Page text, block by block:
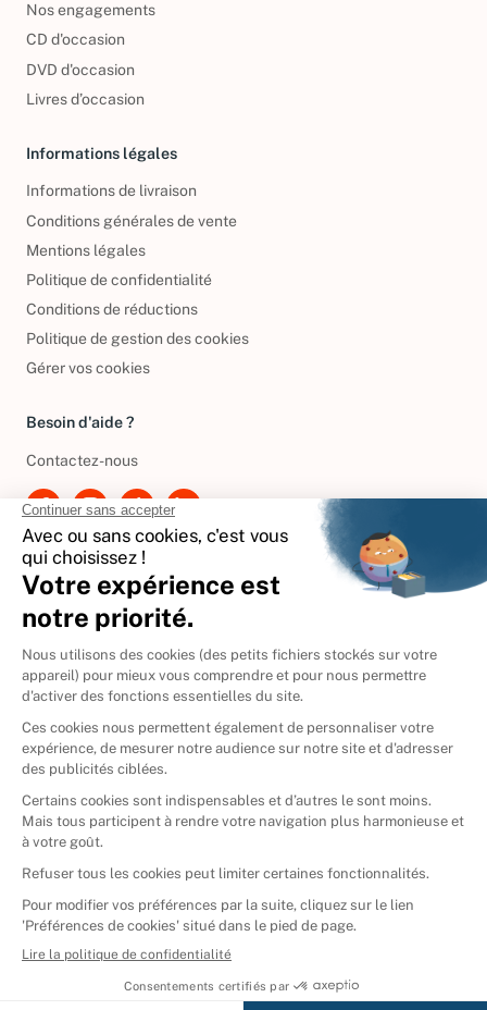
Nos engagements
CD d'occasion
DVD d'occasion
Livres d’occasion
Informations légales
Informations de livraison
Conditions générales de vente
Mentions légales
Politique de confidentialité
Conditions de réductions
Politique de gestion des cookies
Gérer vos cookies
Besoin d'aide ?
Contactez-nous
International
🇪🇸 Espagne
🇩🇪Allemagne
🇮🇹 Italie